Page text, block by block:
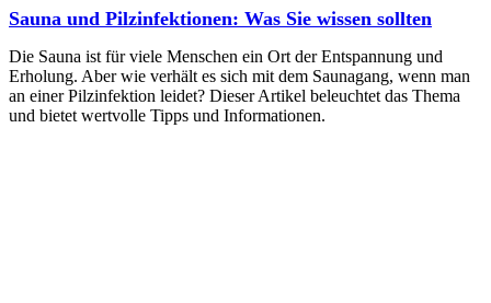
Sauna und Pilzinfektionen: Was Sie wissen sollten
Die Sauna ist für viele Menschen ein Ort der Entspannung und
Erholung. Aber wie verhält es sich mit dem Saunagang, wenn man
an einer Pilzinfektion leidet? Dieser Artikel beleuchtet das Thema
und bietet wertvolle Tipps und Informationen.